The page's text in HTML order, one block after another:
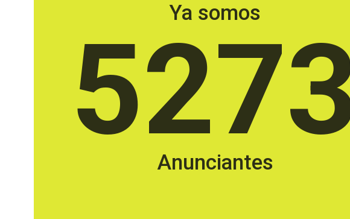
Ya somos
Anunciantes